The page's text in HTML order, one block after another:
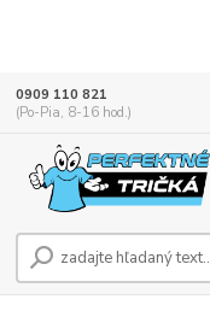
0909 110 821
(Po-Pia, 8-16 hod.)